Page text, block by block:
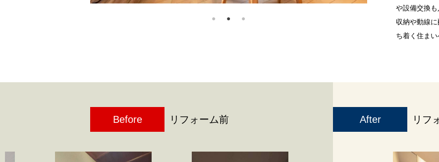
や設備交換も
収納や動線
ち着く住まい
Before リフォーム前 After リフ